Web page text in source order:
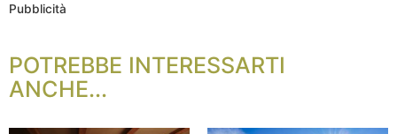
Pubblicità
POTREBBE INTERESSARTI
ANCHE...